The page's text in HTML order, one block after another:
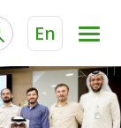
En
الخدمات
الخدمات